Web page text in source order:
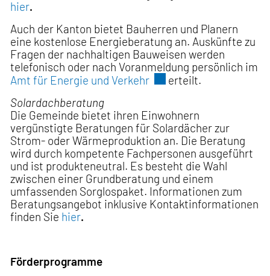
hier.
Auch der Kanton bietet Bauherren und Planern
eine kostenlose Energieberatung an. Auskünfte zu
Fragen der nachhaltigen Bauweisen werden
telefonisch oder nach Voranmeldung persönlich im
Amt für Energie und Verkehr
Externer Link wird in
erteilt.
Solardachberatung
Die Gemeinde bietet ihren Einwohnern
vergünstigte Beratungen für Solardächer zur
Strom- oder Wärmeproduktion an. Die Beratung
wird durch kompetente Fachpersonen ausgeführt
und ist produkteneutral. Es besteht die Wahl
zwischen einer Grundberatung und einem
umfassenden Sorglospaket. Informationen zum
Beratungsangebot inklusive Kontaktinformationen
finden Sie hier.
Förderprogramme